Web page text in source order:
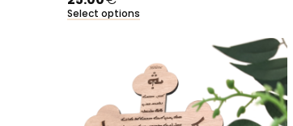
Select options